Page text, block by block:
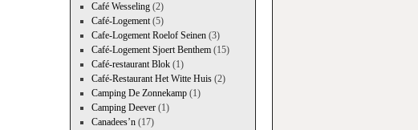
Café Wesseling(2)
Café-Logement(5)
Cafe-Logement Roelof Seinen(3)
Café-Logement Sjoert Benthem(15)
Café-restaurant Blok(1)
Café-Restaurant Het Witte Huis(2)
Camping De Zonnekamp(1)
Camping Deever(1)
Canadees’n(17)